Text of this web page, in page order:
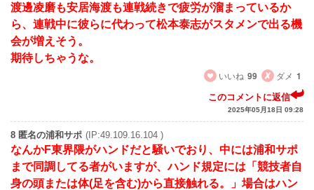
渡邊凌磨も安居海渡も連戦続きで疲労が溜まっているか
ら、連戦中に彼らに代わって松本泰志がスタメンで出る機
会が増えそう。
期待しちゃうな。
いいね 99 ダメ 1
このコメントに返信
2025年05月18日 09:28
8 匿名の浦和サポ (IP:49.109.16.104 )
なんかF東界隈がハンドだと騒いでおり、中には浦和サポ
まで同調してる者がいますが、ハンド規定には「競技者自
身の頭または体(足を含む)から直接触れる。」場合はハン